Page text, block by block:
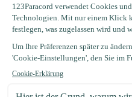
Erhalten Sie
Erhalten Sie